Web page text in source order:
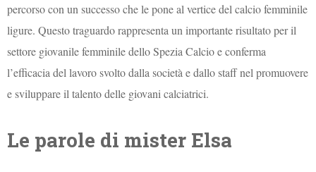
percorso con un successo che le pone al vertice del calcio femminile
ligure. Questo traguardo rappresenta un importante risultato per il
settore giovanile femminile dello Spezia Calcio e conferma
l’efficacia del lavoro svolto dalla società e dallo staff nel promuovere
e sviluppare il talento delle giovani calciatrici.
Le parole di mister Elsa